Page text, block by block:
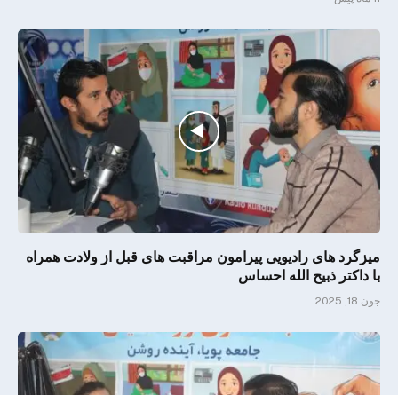
میزگرد های رادیویی پیرامون مراقبت های قبل از ولادت همراه
با داکتر ذبیح الله احساس
جون 18, 2025